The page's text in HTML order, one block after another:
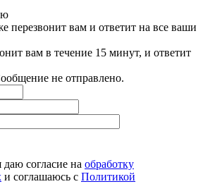
перезвонит вам и ответит на все ваши
вам в течение 15 минут, и ответит
не отправлено.
согласие на обработку
и соглашаюсь с Политикой